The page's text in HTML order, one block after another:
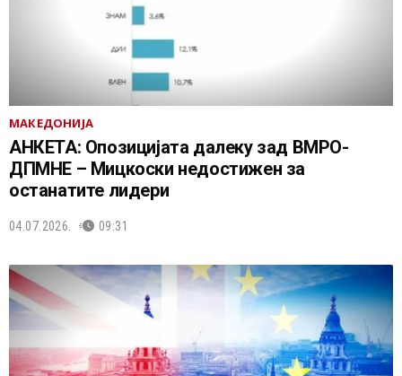
МАКЕДОНИЈА
АНКЕТА: Опозицијата далеку зад ВМРО-
ДПМНЕ – Мицкоски недостижен за
останатите лидери
04.07.2026. 09:31